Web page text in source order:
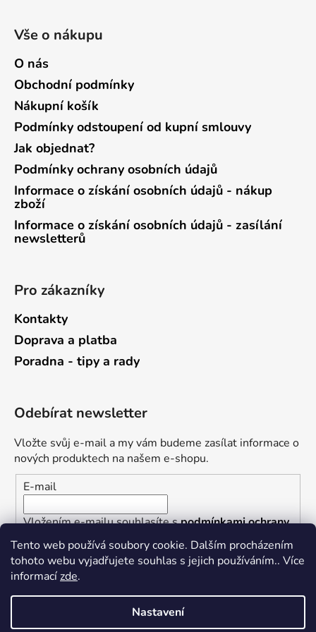
Tento web používá soubory cookie. Dalším procházením
tohoto webu vyjadřujete souhlas s jejich používáním.. Více
informacízde.
Nastavení
Vše o nákupu
O nás
Obchodní podmínky
Nákupní košík
Podmínky odstoupení od kupní smlouvy
Jak objednat?
Podmínky ochrany osobních údajů
Informace o získání osobních údajů - nákup
zboží
Informace o získání osobních údajů - zasílání
newsletterů
Pro zákazníky
Kontakty
Doprava a platba
Poradna - tipy a rady
Odebírat newsletter
Vložte svůj e-mail a my vám budeme zasílat informace o
nových produktech na našem e-shopu.
E-mail
Vložením e-mailu souhlasíte spodmínkami ochrany
osobních údajů
PŘIHLÁSIT SE